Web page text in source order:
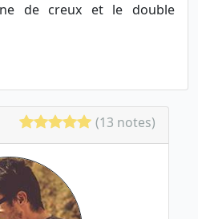
de creux et le double
(13 notes)